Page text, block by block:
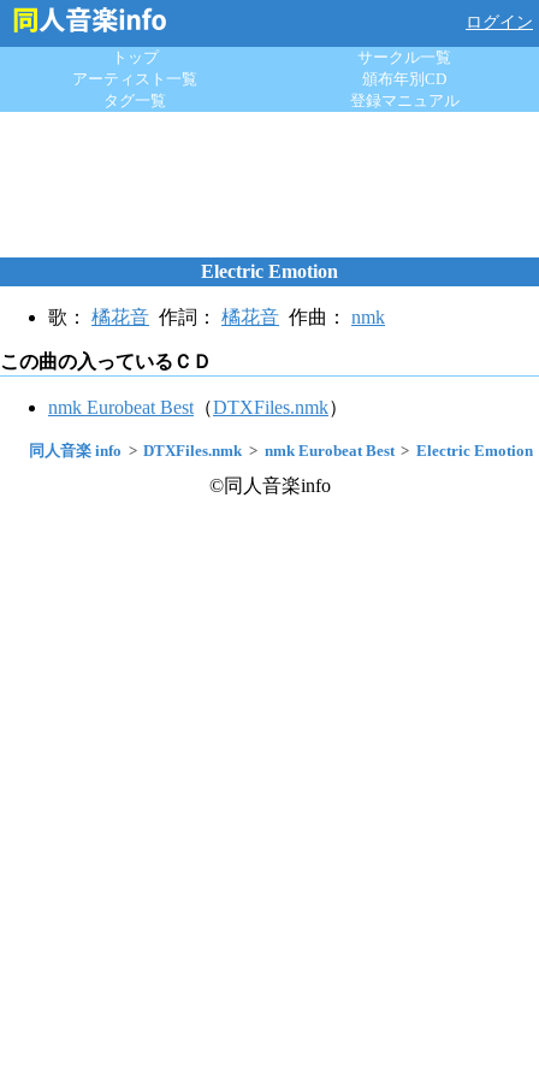
ログイン
トップ
サークル一覧
アーティスト一覧
頒布年別CD
タグ一覧
登録マニュアル
Electric Emotion
歌： 橘花音 作詞： 橘花音 作曲： nmk
この曲の入っているＣＤ
nmk Eurobeat Best （DTXFiles.nmk）
同人音楽 info DTXFiles.nmk nmk Eurobeat Best Electric Emotion
©同人音楽info